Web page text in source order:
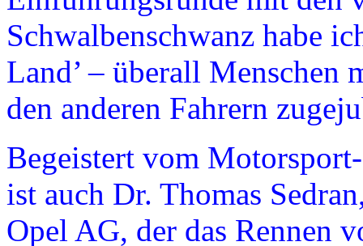
Schwalbenschwanz habe
Land’ – überall Menschen
den anderen Fahrern
Begeistert vom
ist auch Dr. Thomas
Opel AG, der das Rennen